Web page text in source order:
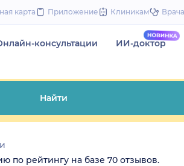
карта Приложение Клиникам
консультации ИИ-доктор
Найти
по рейтингу на базе 70 отзывов.